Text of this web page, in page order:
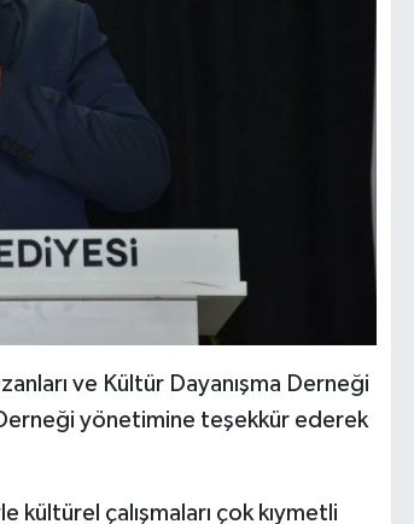
ve Kültür Dayanışma Derneği
Derneği yönetimine teşekkür ederek
kültürel çalışmaları çok kıymetli